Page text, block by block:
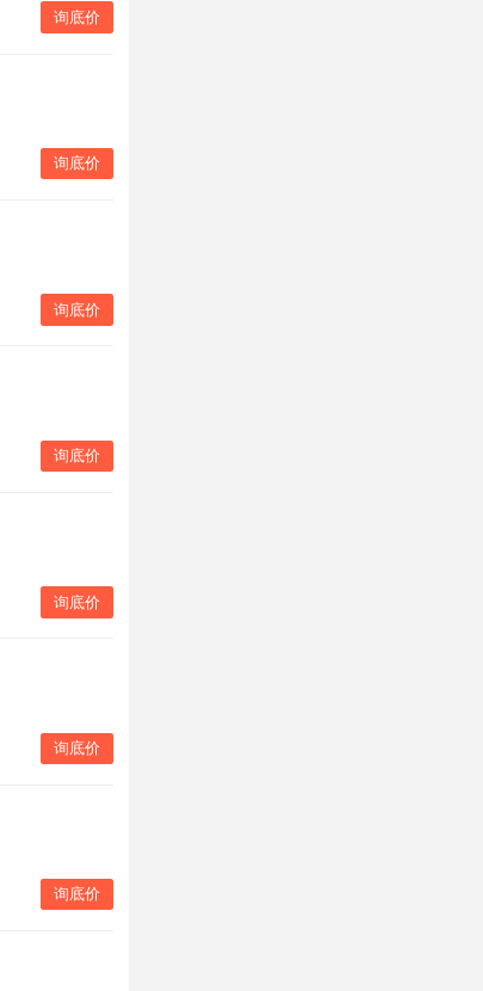
询底价
询底价
询底价
询底价
询底价
询底价
询底价